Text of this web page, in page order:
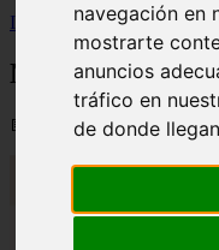
navegación en
mostrarte
anuncios
tráfico en
de donde
Inicio
gatos2 >Nombres
Nombres del
📅 12/06/2025